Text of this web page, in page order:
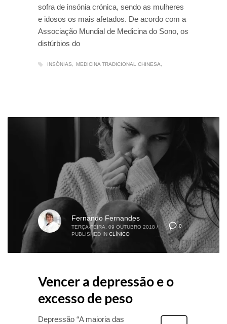
sofra de insónia crónica, sendo as mulheres
e idosos os mais afetados. De acordo com a
Associação Mundial de Medicina do Sono, os
distúrbios do
INSÓNIAS MEDICINA TRADICIONAL CHINESA
0
Fernando Fernandes
TERÇA-FEIRA, 09 OUTUBRO 2018 /
PUBLISHED IN CLÍNICO
Vencer a depressão e o
excesso de peso
Depressão “A maioria das